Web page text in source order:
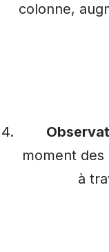
colonne,
moment des
à